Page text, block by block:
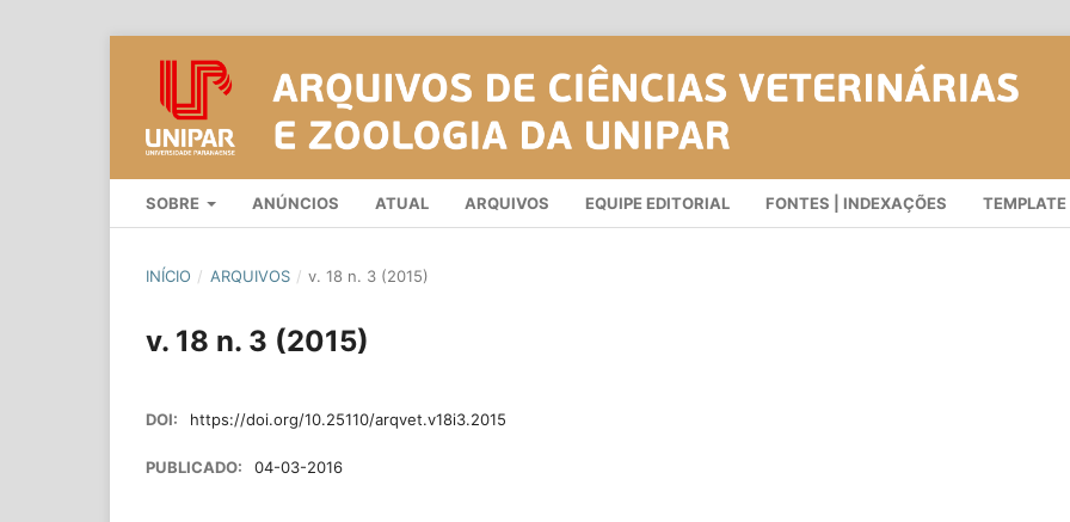
SOBRE ANÚNCIOS ATUAL ARQUIVOS EQUIPE EDITORIAL FONTES | INDEXAÇÕES TEMPLATE
INÍCIO / ARQUIVOS / v. 18 n. 3 (2015)
v. 18 n. 3 (2015)
DOI: https://doi.org/10.25110/arqvet.v18i3.2015
PUBLICADO: 04-03-2016